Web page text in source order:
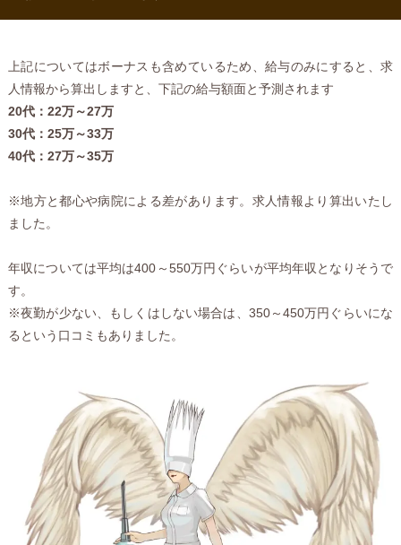
上記についてはボーナスも含めているため、給与のみにすると、求
人情報から算出しますと、下記の給与額面と予測されます
20代：22万～27万
30代：25万～33万
40代：27万～35万
※地方と都心や病院による差があります。求人情報より算出いたし
ました。
年収については平均は400～550万円ぐらいが平均年収となりそうで
す。
※夜勤が少ない、もしくはしない場合は、350～450万円ぐらいにな
るという口コミもありました。